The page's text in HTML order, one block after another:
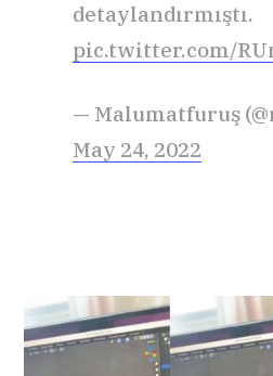
detaylandırmıştı.
pic.twitter.com/
— Malumatfuruş
May 24, 2022